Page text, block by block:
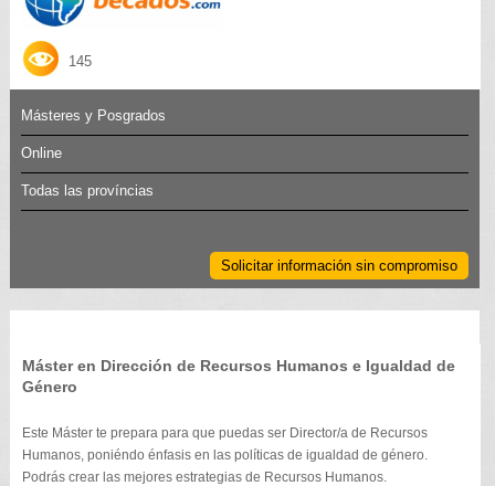
145
Másteres y Posgrados
Online
Todas las províncias
Solicitar información sin compromiso
Máster en Dirección de Recursos Humanos e Igualdad de
Género
Este Máster te prepara para que puedas ser Director/a de Recursos
Humanos, poniéndo énfasis en las políticas de igualdad de género.
Podrás crear las mejores estrategias de Recursos Humanos.